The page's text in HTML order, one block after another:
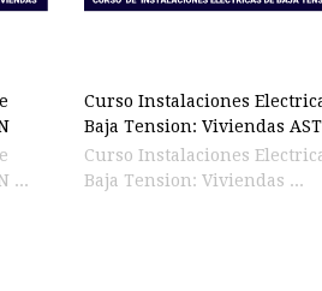
...
Curso Instalaciones
Baja Tension: Viviendas
Curso Instalaciones
Baja Tension: Viviendas ...